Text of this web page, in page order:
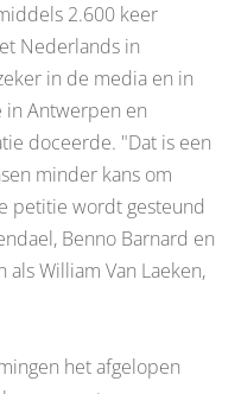
2.600 keer
Nederlands in
in de media en in
in Antwerpen en
doceerde. "Dat is een
minder kans om
petitie wordt gesteund
Benno Barnard en
William Van Laeken,
het afgelopen